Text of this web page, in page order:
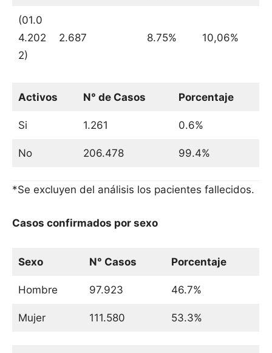
(01.0
4.202
2)
2.687 8.75% 10,06%
Activos N° de Casos Porcentaje
Si 1.261 0.6%
No 206.478 99.4%
*Se excluyen del análisis los pacientes fallecidos.
Casos confirmados por sexo
Sexo N° Casos Porcentaje
Hombre 97.923 46.7%
Mujer 111.580 53.3%